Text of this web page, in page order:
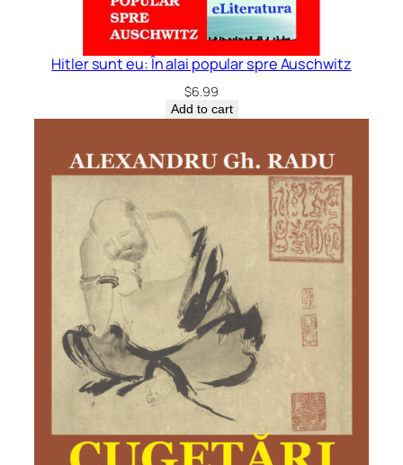
Hitler sunt eu: În alai popular spre Auschwitz
$6.99
Add to cart